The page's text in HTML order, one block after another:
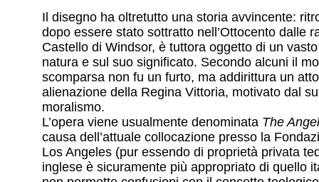
Il disegno ha oltretutto una storia avvincente:
dopo essere stato sottratto nell’Ottocento dalle
Castello di Windsor, è tuttora oggetto di un
natura e sul suo significato. Secondo alcuni il
scomparsa non fu un furto, ma addirittura un
alienazione della Regina Vittoria, motivato dal
moralismo.
L’opera viene usualmente denominata The
causa dell’attuale collocazione presso la
Los Angeles (pur essendo di proprietà privata
inglese è sicuramente più appropriato di quello